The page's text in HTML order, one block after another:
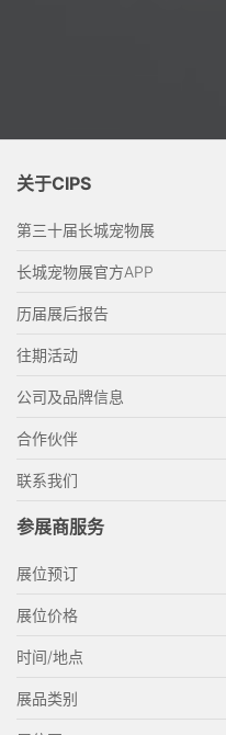
关于CIPS
第三十届长城宠物展
长城宠物展官方APP
历届展后报告
往期活动
公司及品牌信息
合作伙伴
联系我们
参展商服务
展位预订
展位价格
时间/地点
展品类别